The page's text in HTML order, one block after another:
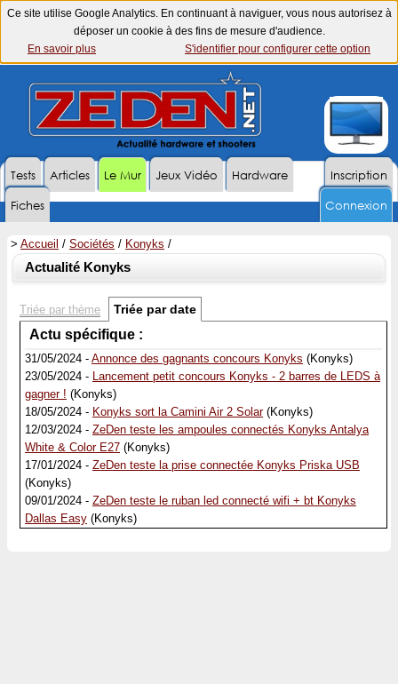
Ce site utilise Google Analytics. En continuant à naviguer, vous nous autorisez à
déposer un cookie à des fins de mesure d'audience.
En savoir plus
S'identifier pour configurer cette option
Inscription
Tests Articles Le Mur Jeux Vidéo
Hardware
Fiches
Connexion
> Accueil / Sociétés / Konyks /
Actualité Konyks
Triée par thème Triée par date
Actu spécifique :
31/05/2024 - Annonce des gagnants concours Konyks (Konyks)
23/05/2024 - Lancement petit concours Konyks - 2 barres de LEDS à
gagner ! (Konyks)
18/05/2024 - Konyks sort la Camini Air 2 Solar(Konyks)
12/03/2024 - ZeDen teste les ampoules connectés Konyks Antalya
White & Color E27 (Konyks)
17/01/2024 - ZeDen teste la prise connectée Konyks Priska USB
(Konyks)
09/01/2024 - ZeDen teste le ruban led connecté wifi + bt Konyks
Dallas Easy (Konyks)